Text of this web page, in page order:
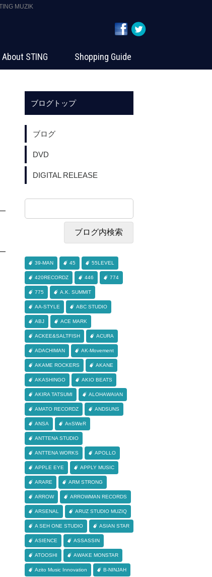
MUZIK
About STING Shopping Guide
ブログトップ
ブログ
DVD
DIGITAL RELEASE
39-MAN 45 55LEVEL
420RECORDZ 446 774
775 A.K. SUMMIT
AA-STYLE ABC STUDIO
ABJ ACE MARK
ACKEE&SALTFISH ACURA
ADACHIMAN AK-Movement
AKAME ROCKERS AKANE
AKASHINGO AKIO BEATS
AKIRA TATSUMI ALOHAWAIAN
AMATO RECORDZ ANDSUNS
ANSA AnSWeR
ANTTENA STUDIO
ANTTENA WORKS APOLLO
APPLE EYE APPLY MUSIC
ARARE ARM STRONG
ARROW ARROWMAN RECORDS
ARSENAL ARUZ STUDIO MUZIQ
A SEH ONE STUDIO ASIAN STAR
ASIENCE ASSASSIN
ATOOSHI AWAKE MONSTAR
Azito Music Innovation B-NINJAH